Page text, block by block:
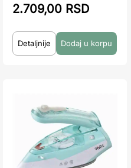
2.709,00 RSD
Detaljnije